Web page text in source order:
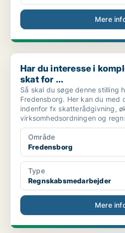
Mere
Har du interesse i kompleksitet
Har du interesse i
skat for ...
Så skal du søge denne stilling
Fredensborg. Her kan du
indenfor fx skatterådgivning,
virksomhedsordningen og
Område
Fredensborg
Type
Regnskabsmedarbejder
Mere